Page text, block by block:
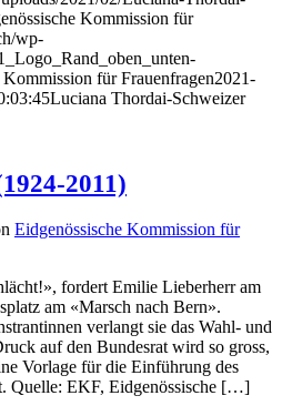
Kommission für
wp-
Kommission für Frauenfragen2021-
Luciana Thordai-Schweizer
2011)
Eidgenössische Kommission für
fordert Emilie Lieberherr am
am «Marsch nach Bern».
verlangt sie das Wahl- und
auf den Bundesrat wird so gross,
Vorlage für die Einführung des
Quelle: EKF, Eidgenössische […]